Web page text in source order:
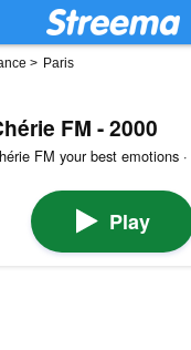
> Paris
FM - 2000
FM your best emotions
Play